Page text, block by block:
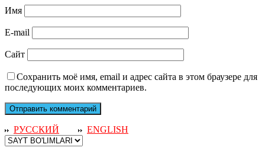
Имя
E-mail
Сайт
Сохранить моё имя, email и адрес сайта в этом браузере для
последующих моих комментариев.
РУССКИЙ ENGLISH